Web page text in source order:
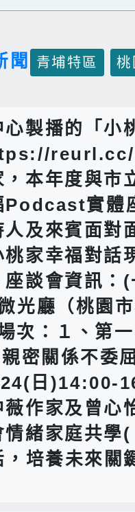
聞 青埔特區
製播的「小
reurl.cc/
本年度與市
Podcast實體
及來賓面對
家幸福對話
座談會資訊：
光廳（桃園
次：１、第
密關係不委
日)14:00-
作家及曾心
情緒家庭共學
培養未來關